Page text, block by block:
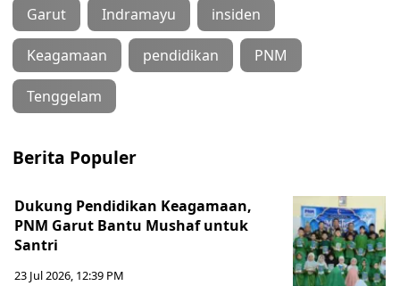
Garut Indramayu insiden
Keagamaan pendidikan PNM
Tenggelam
Berita Populer
Dukung Pendidikan Keagamaan,
PNM Garut Bantu Mushaf untuk
Santri
23 Jul 2026, 12:39 PM